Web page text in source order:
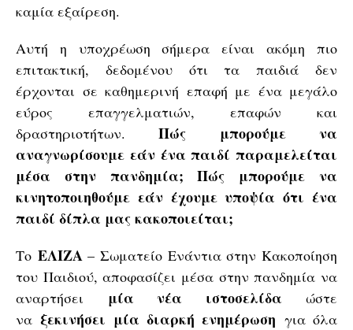
καμία εξαίρεση.
Αυτή η υποχρέωση σήμερα είναι ακόμη πιο
επιτακτική, δεδομένου ότι τα παιδιά δεν
έρχονται σε καθημερινή επαφή με ένα μεγάλο
εύρος επαγγελματιών, επαφών και
δραστηριοτήτων.
Πώς μπορούμε να
αναγνωρίσουμε εάν ένα παιδί παραμελείται
μέσα στην πανδημία;
Πώς μπορούμε να
κινητοποιηθούμε εάν έχουμε υποψία ότι ένα
παιδί δίπλα μας κακοποιείται;
Το ΕΛΙΖΑ– Σωματείο Ενάντια στην Κακοποίηση
του Παιδιού, αποφασίζει μέσα στην πανδημία να
αναρτήσει μία νέα ιστοσελίδα ώστε
ναξεκινήσει μία διαρκή ενημέρωση για όλα